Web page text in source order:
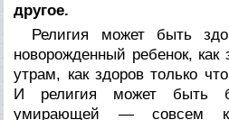
другое.
Религия может быть
новорожденный ребенок, как
утрам, как здоров только
И религия может быть
умирающей — совсем